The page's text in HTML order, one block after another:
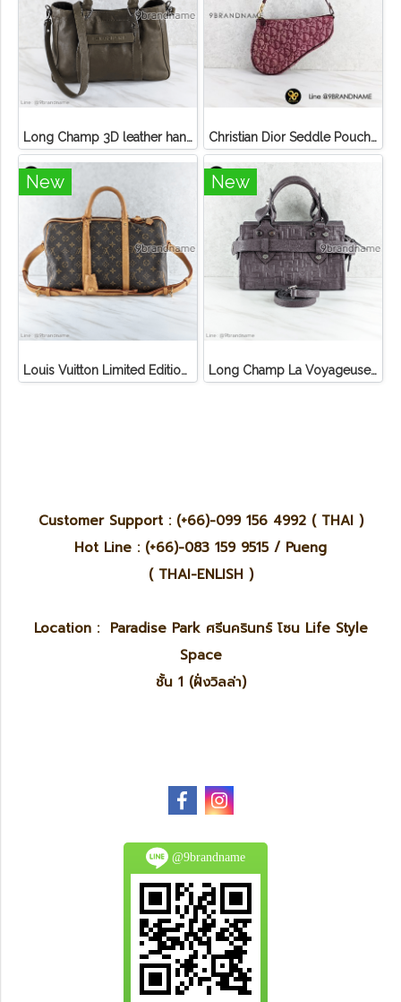
Long Champ 3D leather handbag Christian Dior Seddle Pouch Accessory Hand Bag
New
Louis Vuitton Limited Edition Monogram Canvas Sofia Coppola SC Bag
New
Long Champ La Voyageuse Bag Leather
Customer Support : (+66)-099 156 4992 ( THAI )
Hot Line : (+66)-083 159 9515 / Pueng
( THAI-ENLISH )
Location : Paradise Park ศรีนครินทร์ โซน Life Style
Space
ชั้น 1 (ฝั่งวิลล่า)
@9brandname